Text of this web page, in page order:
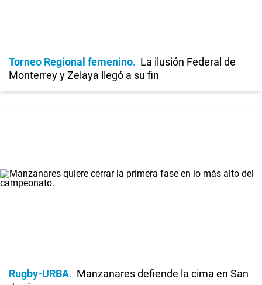
Torneo Regional femenino
La ilusión Federal de
Monterrey y Zelaya llegó a su fin
Rugby-URBA
Manzanares defiende la cima en San